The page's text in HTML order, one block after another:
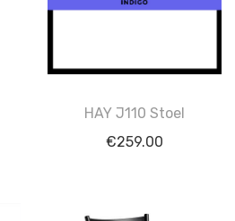
HAY J110 Stoel
€259.00